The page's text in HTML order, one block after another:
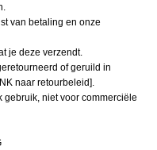
van betaling en onze
je deze verzendt.
of geruild in
naar retourbeleid].
gebruik, niet voor commerciële